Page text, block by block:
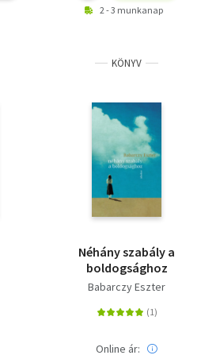
2 - 3 munkanap
KÖNYV
Néhány szabály a
boldogsághoz
Babarczy Eszter
Online ár: